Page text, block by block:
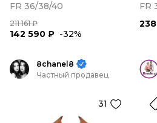
FR 36/38/40
211 161 ₽
142 590 ₽ -32%
FR
8chanel8
Частный продавец
31